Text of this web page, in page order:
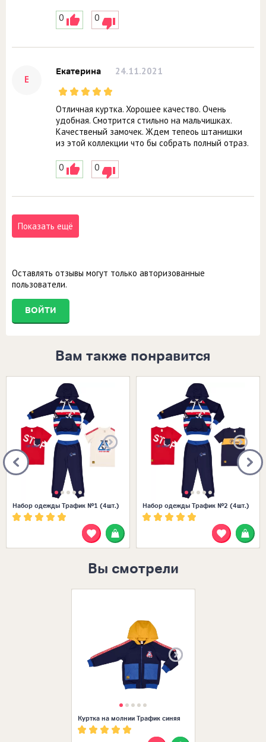
0 0
Е
Екатерина 24.11.2021
Отличная куртка. Хорошее качество. Очень
удобная. Смотрится стильно на мальчишках.
Качественый замочек. Ждем тепеоь штанишки
из этой коллекции что бы собрать полный отраз.
0 0
Показать ещё
Оставлять отзывы могут только авторизованные
пользователи.
ВОЙТИ
Вам также понравится
Размеры в наличии: Размеры в наличии:
Набор одежды Трафик №1 (4шт.) Набор одежды Трафик №2 (4шт.)
Вы смотрели
Куртка на молнии Трафик синяя